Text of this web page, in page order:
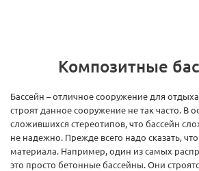
Композитные
Бассейн – отличное сооружение для
строят данное сооружение не так часто. В
сложившихся стереотипов, что бассейн
не надежно. Прежде всего надо сказать, что
материала. Например, один из самых
это просто бетонные бассейны. Они